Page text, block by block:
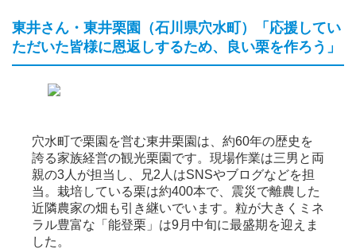
東井さん・東井栗園（石川県穴水町）「応援してい
ただいた皆様に恩返しするため、良い栗を作ろう」
穴水町で栗園を営む東井栗園は、約60年の歴史を
誇る家族経営の観光栗園です。現場作業は三男と両
親の3人が担当し、兄2人はSNSやブログなどを担
当。栽培している栗は約400本で、震災で離農した
近隣農家の畑も引き継いでいます。粒が大きくミネ
ラル豊富な「能登栗」は9月中旬に最盛期を迎えま
した。